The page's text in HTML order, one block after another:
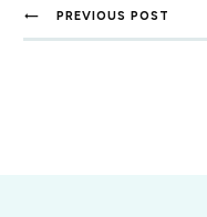
PREVIOUS POST